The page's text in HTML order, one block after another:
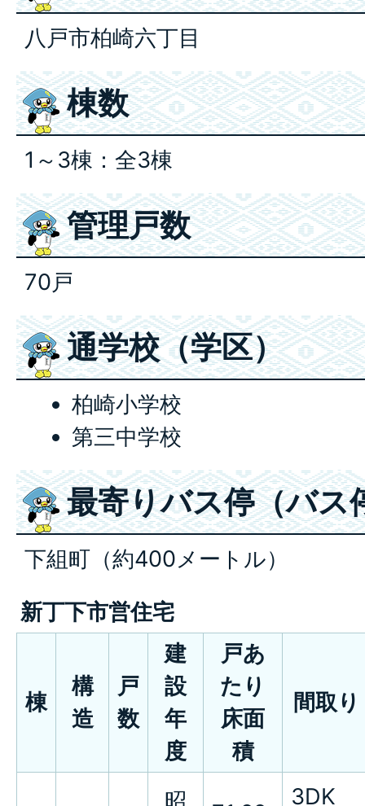
八戸市柏崎六丁目
棟数
1～3棟：全3棟
管理戸数
70戸
通学校（学区）
柏崎小学校
第三中学校
最寄りバス停（バス
下組町（約400メートル）
新丁下市営住宅
棟
構
造
戸
数
建
設
年
度
戸あ
たり
床面
積
間取
3DK